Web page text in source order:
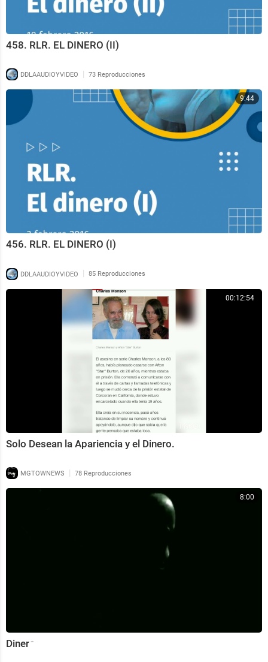
458. RLR. EL DINERO (II)
DDLAAUDIOYVIDEO | 73 Reproducciones
9:44
456. RLR. EL DINERO (I)
DDLAAUDIOYVIDEO | 85 Reproducciones
00:12:54
Solo Desean la Apariencia y el Dinero.
MGTOWNEWS | 78 Reproducciones
8:00
Dinero